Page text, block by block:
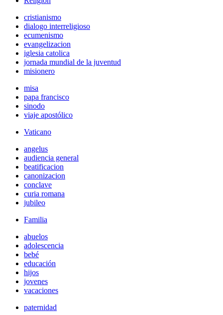
cristianismo
dialogo interreligioso
ecumenismo
evangelizacion
iglesia catolica
jornada mundial de la juventud
misionero
misa
papa francisco
sinodo
viaje apostólico
Vaticano
angelus
audiencia general
beatificacion
canonizacion
conclave
curia romana
jubileo
Familia
abuelos
adolescencia
bebé
educación
hijos
jovenes
vacaciones
paternidad